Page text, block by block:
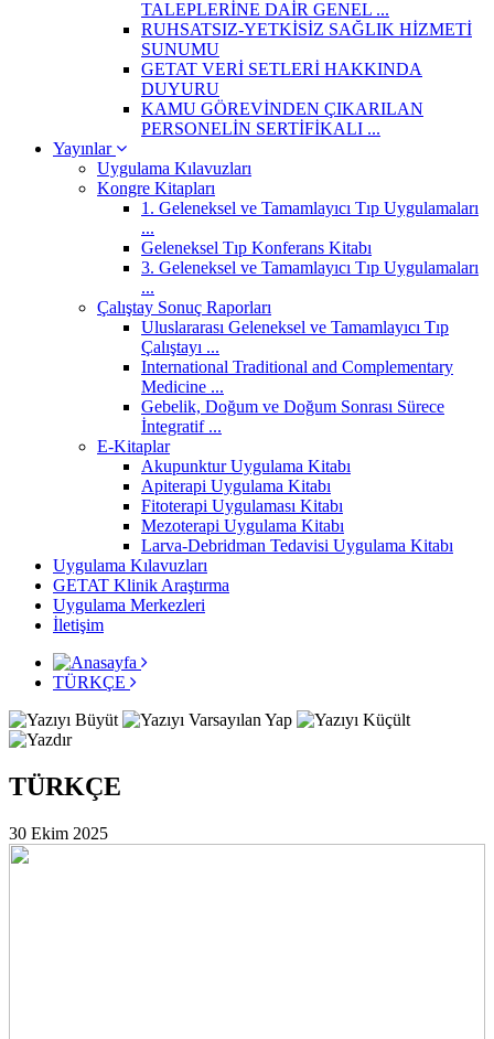
TALEPLERİNE DAİR GENEL ...
RUHSATSIZ-YETKİSİZ SAĞLIK HİZMETİ
SUNUMU
GETAT VERİ SETLERİ HAKKINDA
DUYURU
KAMU GÖREVİNDEN ÇIKARILAN
PERSONELİN SERTİFİKALI ...
Yayınlar
Uygulama Kılavuzları
Kongre Kitapları
1. Geleneksel ve Tamamlayıcı Tıp Uygulamaları
...
Geleneksel Tıp Konferans Kitabı
3. Geleneksel ve Tamamlayıcı Tıp Uygulamaları
...
Çalıştay Sonuç Raporları
Uluslararası Geleneksel ve Tamamlayıcı Tıp
Çalıştayı ...
International Traditional and Complementary
Medicine ...
Gebelik, Doğum ve Doğum Sonrası Sürece
İntegratif ...
E-Kitaplar
Akupunktur Uygulama Kitabı
Apiterapi Uygulama Kitabı
Fitoterapi Uygulaması Kitabı
Mezoterapi Uygulama Kitabı
Larva-Debridman Tedavisi Uygulama Kitabı
Uygulama Kılavuzları
GETAT Klinik Araştırma
Uygulama Merkezleri
İletişim
TÜRKÇE
TÜRKÇE
30 Ekim 2025